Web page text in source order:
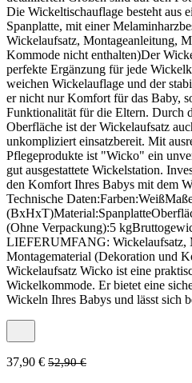
Die Wickeltischauflage besteht aus
Spanplatte, mit einer
Wickelaufsatz, Montageanleitung,
Kommode nicht enthalten)Der
perfekte Ergänzung für jede
weichen Wickelauflage und der
er nicht nur Komfort für das Baby,
Funktionalität für die Eltern. Durch
Oberfläche ist der Wickelaufsatz
unkompliziert einsatzbereit. Mit
Pflegeprodukte ist "Wicko" ein
gut ausgestattete Wickelstation.
den Komfort Ihres Babys mit dem
Technische
(Ohne Verpackung):5
LIEFERUMFANG: Wickelaufsatz,
Montagematerial (Dekoration und
Wickelaufsatz Wicko ist eine
Wickelkommode. Er bietet eine
Wickeln Ihres Babys und lässt sich
37,90 € 52,90 €